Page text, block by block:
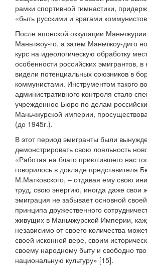
рамки спортивной гимнастики,
«быть русскими и врагами
После японской оккупации
Маньчжоу-го, а затем Маньчжоу-диго
курс на идеологическую обработку
особенности российских эмигрантов, в
видели потенциальных союзников в
коммунистами. Инструментом такого
административного контроля стало
учрежденное Бюро по делам
Маньчжурской империи,
(до 1945г.).
В этот период эмигранты были
демонстрировать свою лояльность
«Работая на благо приютившего нас
говорилось в докладе представителя
М.Матковского, – отдавая ему свою
труд, свою энергию, иногда даже свои
эмиграция не забывает основной
принципа дружественного
живущих в Маньчжурской Империи,
независимо от своего количества
своей исконной вере, своим
своему народному быту и свободно
национальную культуру» [15].